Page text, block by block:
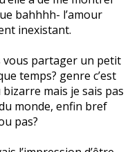
bahhhh- l’amour
inexistant.
vous partager un petit
temps? genre c’est
mais je sais pas
monde, enfin bref
pas?